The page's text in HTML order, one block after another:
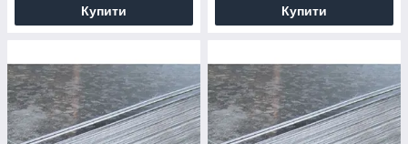
Купити Купити